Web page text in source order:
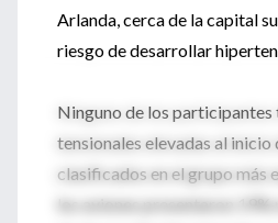
Arlanda, cerca de la capital
riesgo de desarrollar
Ninguno de los participantes
tensionales elevadas al
clasificados en el grupo más
los aviones presentaron